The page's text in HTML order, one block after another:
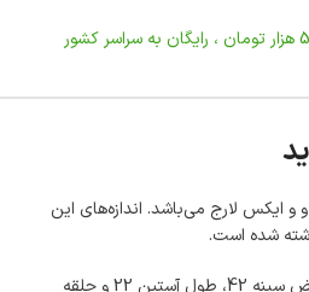
تومان ، رایگان به سراسر کشور
و ایکس لارج می‌باشد. اندازه‌های این
شده است.
در سایز لارج طول لباس 70، عرض سینه 42، طول آستین 22 و حلقه